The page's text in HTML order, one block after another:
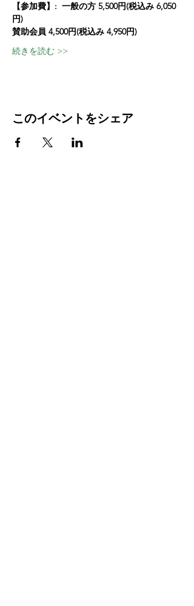
【参加費】: 一般の方 5,500円(税込み 6,050
円)
賛助会員 4,500円(税込み 4,950円)
続きを読む >>
このイベントをシェア